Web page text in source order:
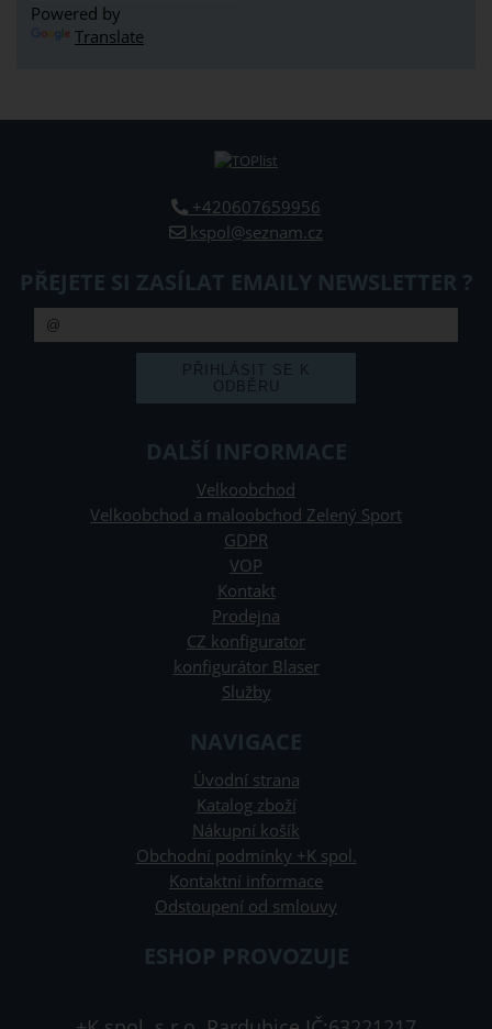
Powered by
Translate
+420607659956
kspol@seznam.cz
PŘEJETE SI ZASÍLAT EMAILY NEWSLETTER ?
DALŠÍ INFORMACE
Velkoobchod
Velkoobchod a maloobchod Zelený Sport
GDPR
VOP
Kontakt
Prodejna
CZ konfigurator
konfigurátor Blaser
Služby
NAVIGACE
Úvodní strana
Katalog zboží
Nákupní košík
Obchodní podmínky +K spol.
Kontaktní informace
Odstoupení od smlouvy
ESHOP PROVOZUJE